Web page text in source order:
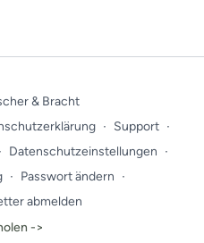
& Bracht
∙ Support ∙
∙ Datenschutzeinstellungen ∙
∙ Passwort ändern ∙
abmelden
->